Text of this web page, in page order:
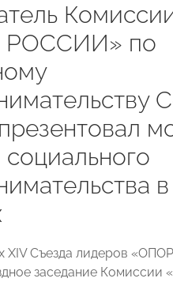
по
социального
в
XIV Съезда лидеров
заседание